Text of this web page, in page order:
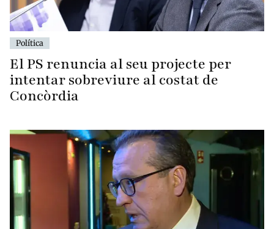
Política
El PS renuncia al seu projecte per
intentar sobreviure al costat de
Concòrdia